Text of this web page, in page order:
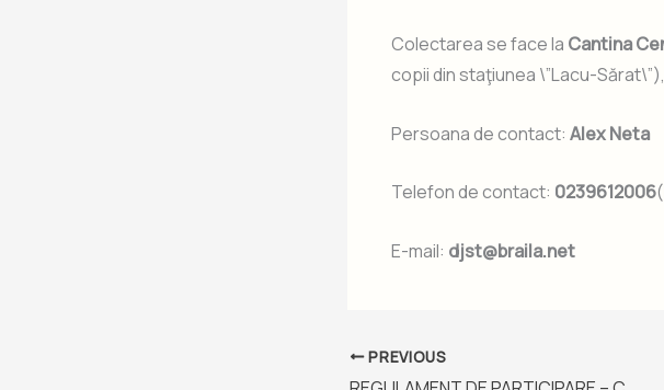
Colectarea se face la Cantina
copii din staţiunea \”Lacu-
Persoana de contact: Alex Neta
Telefon de contact: 0239612006
E-mail: djst@braila.net
PREVIOUS